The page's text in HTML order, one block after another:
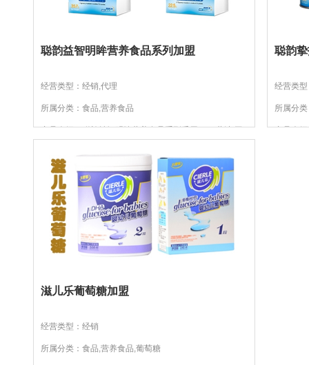
聪韵益智明眸营养食品系列加盟
经营类型：经销,代理
所属分类：食品,营养食品
产品介绍：聪韵益智明眸营养食品系列采用DNA藻油,玉
聪韵
经营类
所属分
产品介
滋儿乐葡萄糖加盟
经营类型：经销
所属分类：食品,营养食品,葡萄糖